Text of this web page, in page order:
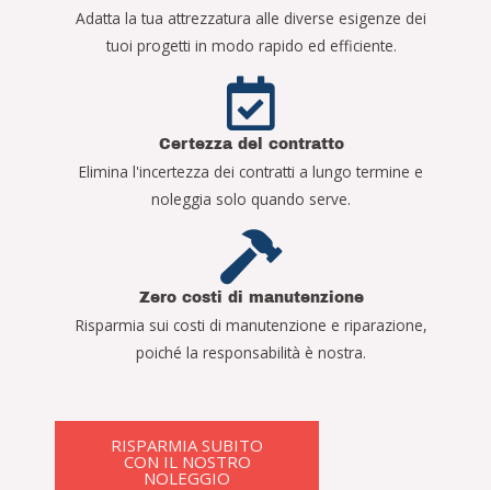
Adatta la tua attrezzatura alle diverse esigenze dei
tuoi progetti in modo rapido ed efficiente.
Certezza del contratto
Elimina l'incertezza dei contratti a lungo termine e
noleggia solo quando serve.
Zero costi di manutenzione
Risparmia sui costi di manutenzione e riparazione,
poiché la responsabilità è nostra.
RISPARMIA SUBITO
CON IL NOSTRO
NOLEGGIO